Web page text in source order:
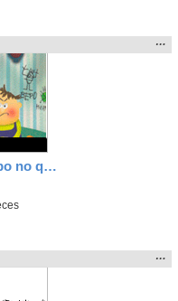
Lectura compartida: Bepo no quiere hermanitos
la
…
la
…